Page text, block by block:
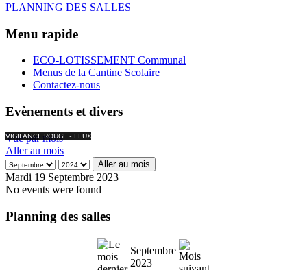
PLANNING DES SALLES
Menu rapide
ECO-LOTISSEMENT Communal
Menus de la Cantine Scolaire
Contactez-nous
Evènements et divers
VIGILANCE ROUGE - FEUX
Vue par mois
Aller au mois
Aller au mois
Mardi 19 Septembre 2023
No events were found
Planning des salles
Septembre
2023